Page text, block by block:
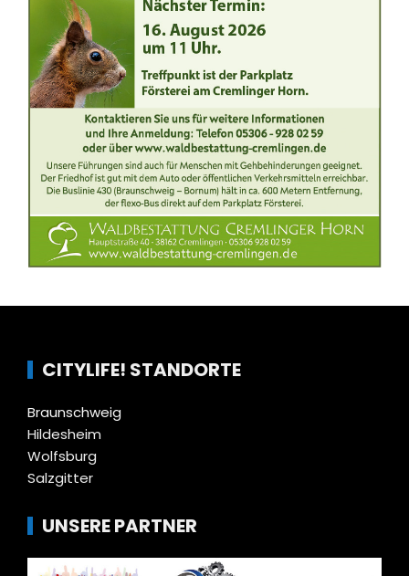
CITYLIFE! STANDORTE
Braunschweig
Hildesheim
Wolfsburg
Salzgitter
UNSERE PARTNER